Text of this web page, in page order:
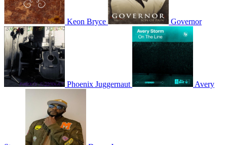
Keon Bryce Governor
Phoenix Juggernaut Avery